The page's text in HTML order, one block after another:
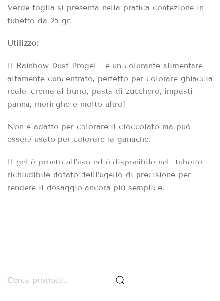
Verde foglia si presenta nella pratica confezione in
tubetto da 25 gr.
Utilizzo:
Il Rainbow Dust Progel è un colorante alimentare
altamente concentrato, perfetto per colorare ghiaccia
reale, crema al burro, pasta di zucchero, impasti,
panna, meringhe e molto altro!
Non è adatto per colorare il cioccolato ma può
essere usato per colorare la ganache.
Il gel è pronto all’uso ed è disponibile nel tubetto
richiudibile dotato delll’ugello di precisione per
rendere il dosaggio ancora più semplice.
Cerca: